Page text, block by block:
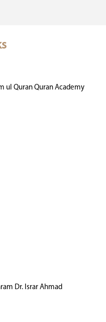
ul Quran Quran Academy
Dr. Israr Ahmad